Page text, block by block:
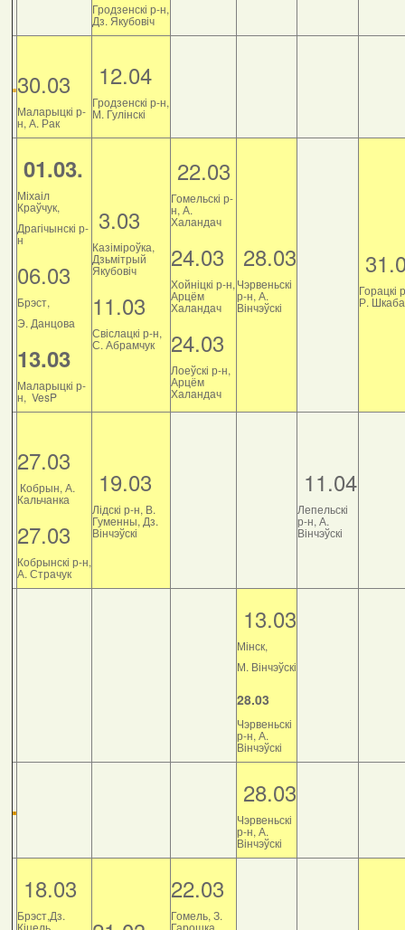
Гродзенскі р-н,
Дз. Якубовіч
30.03
Маларыцкі р-
н, А. Рак
12.04
Гродзенскі р-н,
М. Гулінскі
01.03.
Міхаіл
Краўчук,
Драгічынскі р-
н
06.03
Брэст,
Э. Данцова
13.03
Маларыцкі р-
н, VesP
3.03
Казіміроўка,
Дзьмітрый
Якубовіч
11.03
Свіслацкі р-н,
С. Абрамчук
22.03
Гомельскі р-
н, А.
Халандач
24.03
Хойніцкі р-н,
Арцём
Халандач
24.03
Лоеўскі р-н,
Арцём
Халандач
28.03
Чэрвеньскі
р-н, А.
Вінчэўскі
Горацкі
Р.
27.03
Кобрын, А.
Кальчанка
27.03
Кобрынскі р-н,
А. Страчук
19.03
Лідскі р-н, В.
Гуменны, Дз.
Вінчэўскі
11.04
Лепельскі
р-н, А.
Вінчэўскі
13.03
Мінск,
М. Вінчэўскі
28.03
Чэрвеньскі
р-н, А.
Вінчэўскі
28.03
Чэрвеньскі
р-н, А.
Вінчэўскі
18.03
Брэст,Дз.
Кіцель
22.03
Гомель, З.
Гарошка